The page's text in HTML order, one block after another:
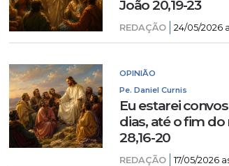
João 20,19-23
REDAÇÃO 24/05/2026
OPINIÃO
Pe. Daniel Curnis
Eu estarei
dias, até o fim
28,16-20
REDAÇÃO 17/05/2026